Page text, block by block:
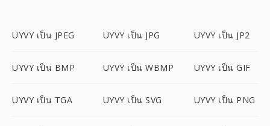
UYVY เป็น JPEG UYVY เป็น JPG UYVY เป็น JP2
UYVY เป็น BMP UYVY เป็น WBMP UYVY เป็น GIF
UYVY เป็น TGA UYVY เป็น SVG UYVY เป็น PNG